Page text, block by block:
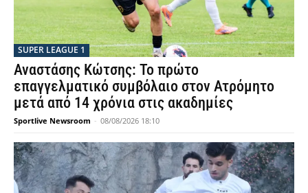
SUPER LEAGUE 1
Αναστάσης Κώτσης: Το πρώτο
επαγγελματικό συμβόλαιο στον Ατρόμητο
μετά από 14 χρόνια στις ακαδημίες
Sportlive Newsroom - 08/08/2026 18:10